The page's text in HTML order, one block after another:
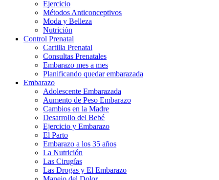
Ejercicio
Métodos Anticonceptivos
Moda y Belleza
Nutrición
Control Prenatal
Cartilla Prenatal
Consultas Prenatales
Embarazo mes a mes
Planificando quedar embarazada
Embarazo
Adolescente Embarazada
Aumento de Peso Embarazo
Cambios en la Madre
Desarrollo del Bebé
Ejercicio y Embarazo
El Parto
Embarazo a los 35 años
La Nutrición
Las Cirugías
Las Drogas y El Embarazo